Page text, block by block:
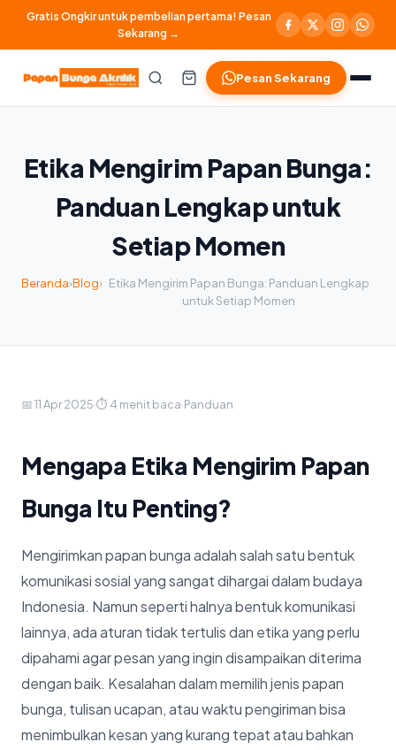
Gratis Ongkir untuk pembelian pertama! Pesan
Sekarang →
Pesan Sekarang
Etika Mengirim Papan Bunga:
Panduan Lengkap untuk
Setiap Momen
Beranda›Blog› Etika Mengirim Papan Bunga: Panduan Lengkap
untuk Setiap Momen
📅 11 Apr 2025·⏱ 4 menit baca·Panduan
Mengapa Etika Mengirim Papan
Bunga Itu Penting?
Mengirimkan papan bunga adalah salah satu bentuk
komunikasi sosial yang sangat dihargai dalam budaya
Indonesia. Namun seperti halnya bentuk komunikasi
lainnya, ada aturan tidak tertulis dan etika yang perlu
dipahami agar pesan yang ingin disampaikan diterima
dengan baik. Kesalahan dalam memilih jenis papan
bunga, tulisan ucapan, atau waktu pengiriman bisa
menimbulkan kesan yang kurang tepat atau bahkan